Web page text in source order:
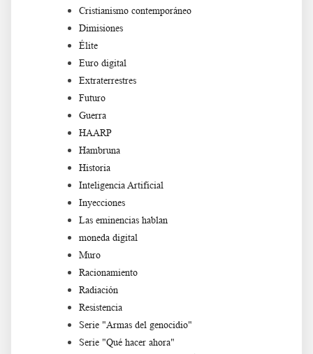
Cristianismo contemporáneo
Dimisiones
Élite
Euro digital
Extraterrestres
Futuro
Guerra
HAARP
Hambruna
Historia
Inteligencia Artificial
Inyecciones
Las eminencias hablan
moneda digital
Muro
Racionamiento
Radiación
Resistencia
Serie "Armas del genocidio"
Serie "Qué hacer ahora"